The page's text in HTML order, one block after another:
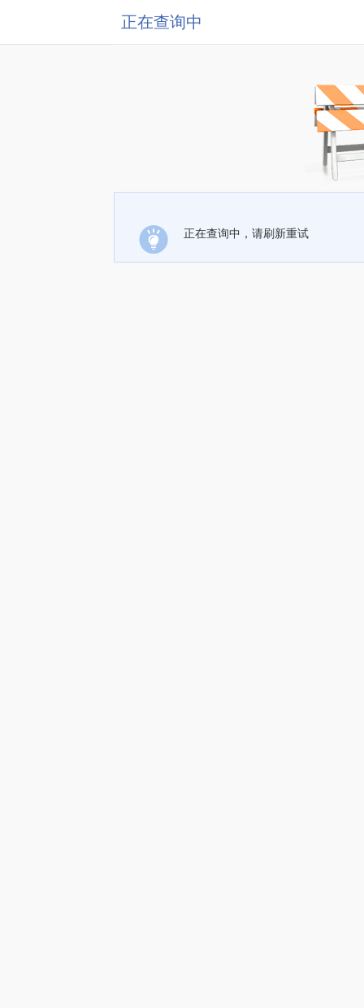
正在查询中
正在查询中，请刷新重试